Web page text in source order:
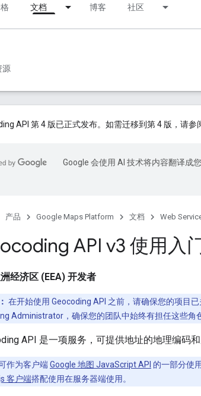
文档 博客 社区
源
API 第 4 版已正式发布。如需迁移到第 4 版，请参
Google 会使用 AI 技术将内容翻译成
产品 Google Maps Platform 文档 Web
API v3 使用入
经济区 (EEA) 开发者
在开始使用 Geocoding API 之前，请确保您的项目
Administrator，确保您的团队中始终有担任这些角
API 是一项服务，可提供地址的地理编码和
作为客户端Google 地图 JavaScript API 的一部分使
客户端搭配使用在服务器端使用。